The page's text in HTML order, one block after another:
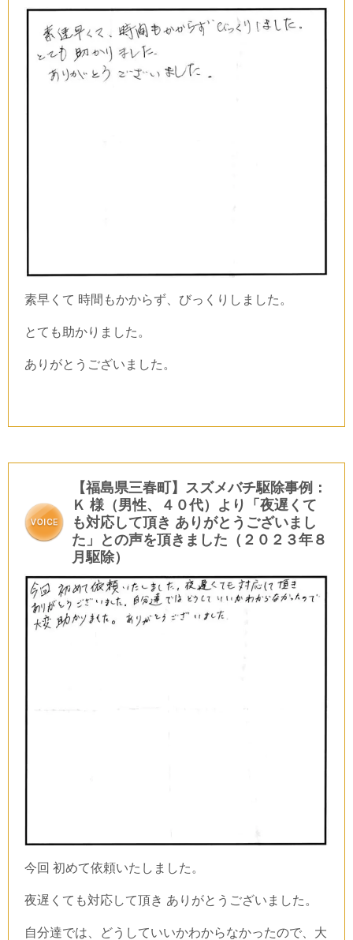
素早くて 時間もかからず、びっくりしました。
とても助かりました。
ありがとうございました。
【福島県三春町】スズメバチ駆除事例：
Ｋ 様（男性、４０代）より「夜遅くて
も対応して頂き ありがとうございまし
た」との声を頂きました（２０２３年８
月駆除）
今回 初めて依頼いたしました。
夜遅くても対応して頂き ありがとうございました。
自分達では、どうしていいかわからなかったので、大